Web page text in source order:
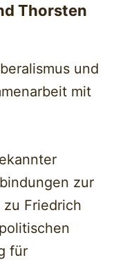
Thorsten
und
mit
zur
zu Friedrich
für